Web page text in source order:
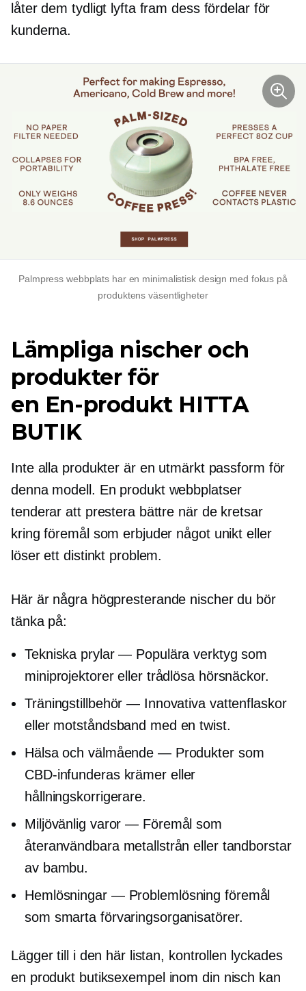
låter dem tydligt lyfta fram dess fördelar för
kunderna.
Palmpress webbplats har en minimalistisk design med fokus på
produktens väsentligheter
Lämpliga nischer och
produkter för
en En-produktHITTA
BUTIK
Inte alla produkter är en utmärkt passform för
denna modell. En produktwebbplatser
tenderar att prestera bättre när de kretsar
kring föremål som erbjuder något unikt eller
löser ett distinkt problem.
Här är några högpresterande nischer du bör
tänka på:
Tekniska prylar — Populära verktyg som
miniprojektorer eller trådlösa hörsnäckor.
Träningstillbehör — Innovativa vattenflaskor
eller motståndsband med en twist.
Hälsa och välmående — Produkter som
CBD-infunderaskrämer eller
hållningskorrigerare.
Miljövänlig varor — Föremål som
återanvändbara metallstrån eller tandborstar
av bambu.
Hemlösningar — Problemlösning föremål
som smarta förvaringsorganisatörer.
Lägger till i den här listan, kontrollen lyckades
en produkt butiksexempel inom din nisch kan